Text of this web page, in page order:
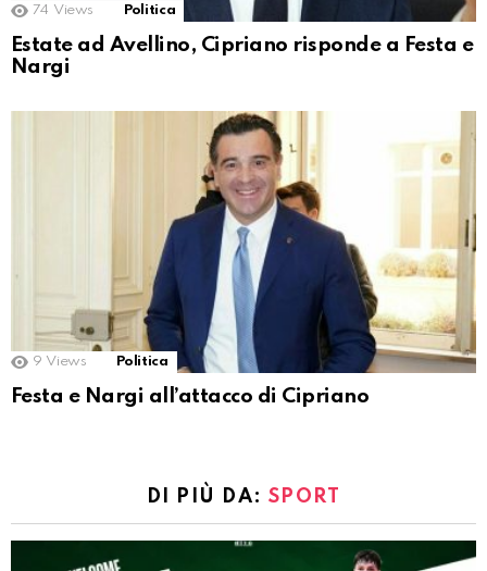
74 Views Politica
Estate ad Avellino, Cipriano risponde a Festa e
Nargi
9 Views Politica
Festa e Nargi all’attacco di Cipriano
DI PIÙ DA: SPORT